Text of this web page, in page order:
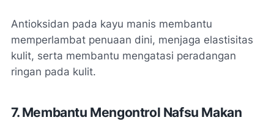
Antioksidan pada kayu manis membantu
memperlambat penuaan dini, menjaga elastisitas
kulit, serta membantu mengatasi peradangan
ringan pada kulit.
7. Membantu Mengontrol Nafsu Makan